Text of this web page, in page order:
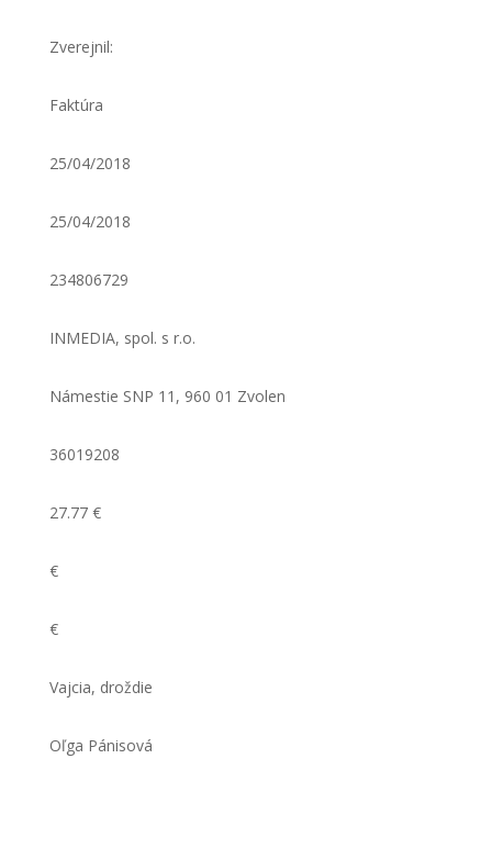
Zverejnil:
Faktúra
25/04/2018
25/04/2018
234806729
INMEDIA, spol. s r.o.
Námestie SNP 11, 960 01 Zvolen
36019208
27.77 €
€
€
Vajcia, droždie
Oľga Pánisová